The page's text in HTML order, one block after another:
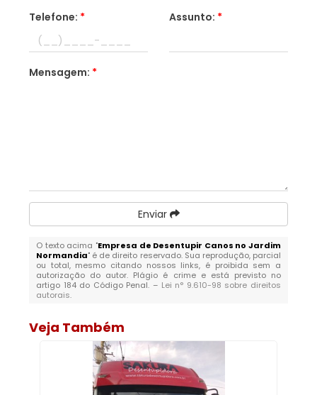
Telefone: * Assunto: *
Mensagem: *
Enviar
O texto acima "Empresa de Desentupir Canos no Jardim
Normandia" é de direito reservado. Sua reprodução, parcial
ou total, mesmo citando nossos links, é proibida sem a
autorização do autor. Plágio é crime e está previsto no
artigo 184 do Código Penal. – Lei n° 9.610-98 sobre direitos
autorais.
Veja Também